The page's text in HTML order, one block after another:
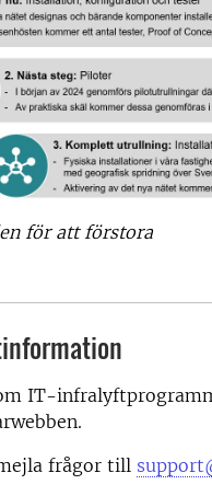
för att förstora
IT-
frågor till